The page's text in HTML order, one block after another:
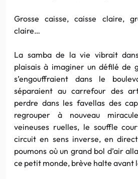
Grosse caisse, caisse claire,
claire…
La samba de la vie vibrait
plaisais à imaginer un défilé de
s’engouffraient dans le
séparaient au carrefour des
perdre dans les favellas des
regrouper à nouveau
veineuses ruelles, le souffle
circuit en sens inverse, en
poumons où un grand bol d’air
ce petit monde, brève halte avant